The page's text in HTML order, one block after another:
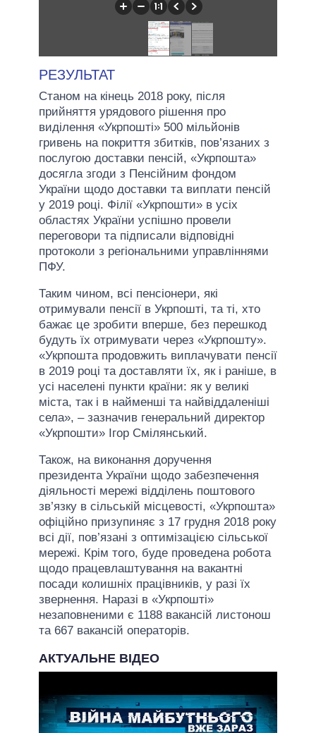
РЕЗУЛЬТАТ
Станом на кінець 2018 року, після
прийняття урядового рішення про
виділення «Укрпошті» 500 мільйонів
гривень на покриття збитків, пов’язаних з
послугою доставки пенсій, «Укрпошта»
досягла згоди з Пенсійним фондом
України щодо доставки та виплати пенсій
у 2019 році. Філії «Укрпошти» в усіх
областях України успішно провели
переговори та підписали відповідні
протоколи з регіональними управліннями
ПФУ.
Таким чином, всі пенсіонери, які
отримували пенсії в Укрпошті, та ті, хто
бажає це зробити вперше, без перешкод
будуть їх отримувати через «Укрпошту».
«Укрпошта продовжить виплачувати пенсії
в 2019 році та доставляти їх, як і раніше, в
усі населені пункти країни: як у великі
міста, так і в найменші та найвіддаленіші
села», – зазначив генеральний директор
«Укрпошти» Ігор Смілянський.
Також, на виконання доручення
президента України щодо забезпечення
діяльності мережі відділень поштового
зв’язку в сільській місцевості, «Укрпошта»
офіційно призупиняє з 17 грудня 2018 року
всі дії, пов’язані з оптимізацією сільської
мережі. Крім того, буде проведена робота
щодо працевлаштування на вакантні
посади колишніх працівників, у разі їх
звернення. Наразі в «Укрпошті»
незаповненими є 1188 вакансій листонош
та 667 вакансій операторів.
АКТУАЛЬНЕ ВІДЕО